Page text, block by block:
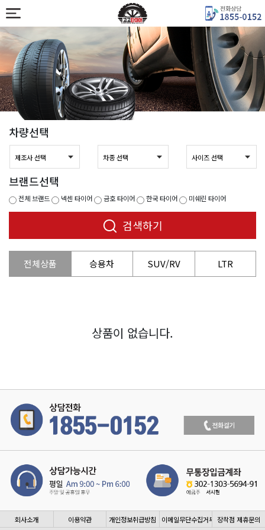
차량선택
브랜드선택
전체 브랜드 넥센 타이어 금호 타이어 한국 타이어 미쉐린 타이어
검색하기
전체상품 승용차 SUV/RV LTR
상품이 없습니다.
회사소개 이용약관 개인정보취급방침 이메일무단수집거부 장착점 제휴문의